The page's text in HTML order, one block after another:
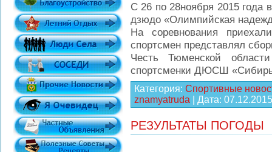
С 26 по 28ноября 2015 года
дзюдо «Олимпийская
На соревнования
спортсмен представлял
Честь Тюменской
спортсменки ДЮСШ
Категория: Спортивные
znamyatruda | Дата: 07.12.2015
РЕЗУЛЬТАТЫ ПОГОДЫ